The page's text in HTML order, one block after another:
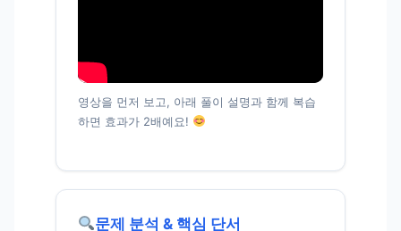
영상을 먼저 보고, 아래 풀이 설명과 함께 복습
하면 효과가 2배예요!
문제 분석 & 핵심 단서